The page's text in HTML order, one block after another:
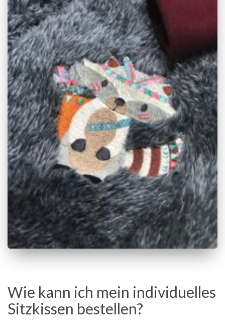
Wie kann ich mein individuelles
Sitzkissen bestellen?